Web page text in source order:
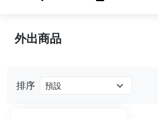
排序
外出商品